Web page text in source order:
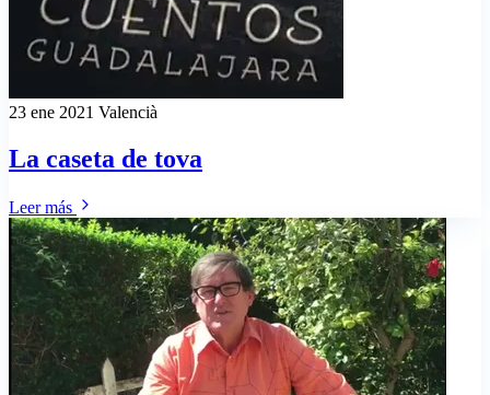
23 ene 2021 Valencià
La caseta de tova
Leer más